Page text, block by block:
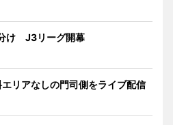
け J3リーグ開幕
リアなしの門司側をライブ配信